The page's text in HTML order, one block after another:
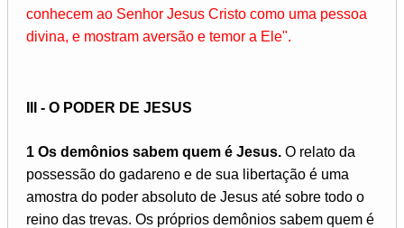
conhecem ao Senhor Jesus Cristo como uma pessoa
divina, e mostram aversão e temor a Ele".
III - O PODER DE JESUS
1 Os demônios sabem quem é Jesus. O relato da
possessão do gadareno e de sua libertação é uma
amostra do poder absoluto de Jesus até sobre todo o
reino das trevas. Os próprios demônios sabem quem é